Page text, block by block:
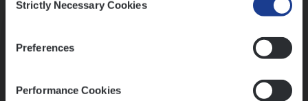
Selection
Strictly Necessary Cookies
Preferences
Performance Cookies